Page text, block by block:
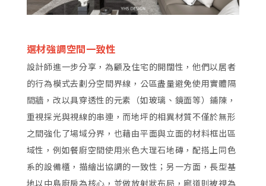
選材強調空間一致性
設計師進一步分享，為顧及住宅的開闊性，他們以居者
的行為模式去劃分空間界線，公區盡量避免使用實體隔
間牆，改以具穿透性的元素（如玻璃、鏡面等）鋪陳，
重視採光與視線的串連，而地坪的相異材質不僅於無形
之間強化了場域分界，也藉由平面與立面的材料框出區
域性，例如餐廚空間使用米色大理石地磚，配搭上同色
系的設備櫃，描繪出協調的一致性；另一方面，長型基
地以中島廚房為核心，並做放射狀布局，廊道則被視為